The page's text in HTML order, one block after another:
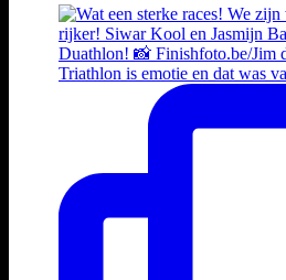
Triathlon is emotie en dat was